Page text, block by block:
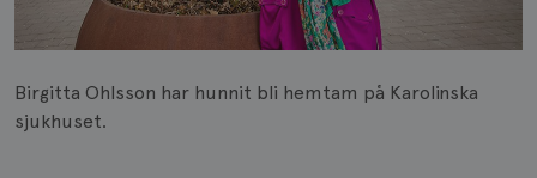
Birgitta Ohlsson har hunnit bli hemtam på Karolinska
sjukhuset.